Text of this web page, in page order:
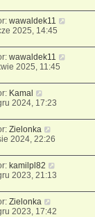
wawaldek11
2025, 14:45
wawaldek11
2025, 11:45
Kamal
2024, 17:23
Zielonka
2024, 22:26
kamilpl82
2023, 21:13
Zielonka
2023, 17:42